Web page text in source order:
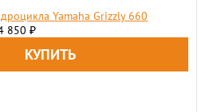
Yamaha Grizzly 660
850 ₽